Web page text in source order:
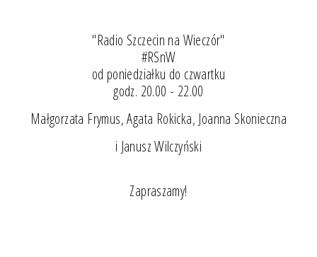
"Radio Szczecin na Wieczór"
#RSnW
od poniedziałku do czwartku
godz. 20.00 - 22.00
Małgorzata Frymus, Agata Rokicka, Joanna Skonieczna
i Janusz Wilczyński
Zapraszamy!